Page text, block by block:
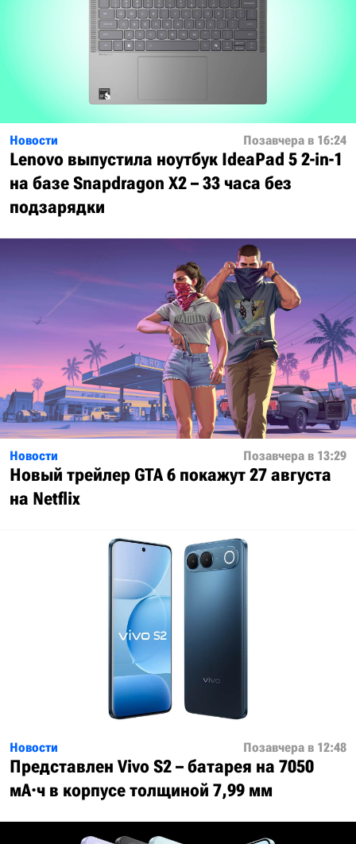
Новости Позавчера в 16:24
Lenovo выпустила ноутбук IdeaPad 5 2-in-1
на базе Snapdragon X2 – 33 часа без
подзарядки
Новости Позавчера в 13:29
Новый трейлер GTA 6 покажут 27 августа
на Netflix
Новости Позавчера в 12:48
Представлен Vivo S2 – батарея на 7050
мА·ч в корпусе толщиной 7,99 мм